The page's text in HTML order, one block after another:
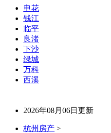
申花
钱江
临平
良渚
下沙
绿城
万科
西溪
2026年08月06日更新
杭州房产 >